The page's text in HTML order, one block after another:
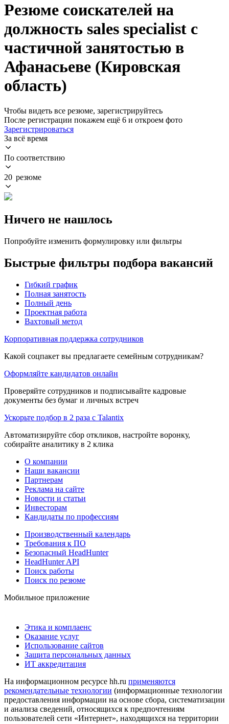
Резюме соискателей на
должность sales specialist с
частичной занятостью в
Афанасьеве (Кировская
область)
Чтобы видеть все резюме, зарегистрируйтесь
После регистрации покажем ещё 6 и откроем фото
Зарегистрироваться
За всё время
По соответствию
20 резюме
Ничего не нашлось
Попробуйте изменить формулировку или фильтры
Быстрые фильтры подбора вакансий
Гибкий график
Полная занятость
Полный день
Проектная работа
Вахтовый метод
Корпоративная поддержка сотрудников
Какой соцпакет вы предлагаете семейным сотрудникам?
Оформляйте кандидатов онлайн
Проверяйте сотрудников и подписывайте кадровые
документы без бумаг и личных встреч
Ускорьте подбор в 2 раза с Talantix
Автоматизируйте сбор откликов, настройте воронку,
собирайте аналитику в 2 клика
О компании
Наши вакансии
Партнерам
Реклама на сайте
Новости и статьи
Инвесторам
Кандидаты по профессиям
Производственный календарь
Требования к ПО
Безопасный HeadHunter
HeadHunter API
Поиск работы
Поиск по резюме
Мобильное приложение
Этика и комплаенс
Оказание услуг
Использование сайтов
Защита персональных данных
ИТ аккредитация
На информационном ресурсе hh.ru применяются
рекомендательные технологии (информационные технологии
предоставления информации на основе сбора, систематизации
и анализа сведений, относящихся к предпочтениям
пользователей сети «Интернет», находящихся на территории